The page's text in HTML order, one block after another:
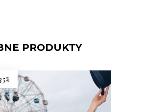
PRODUKTY